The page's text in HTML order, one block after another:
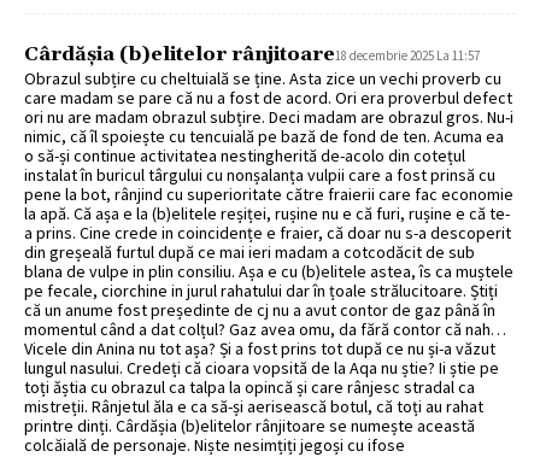
Cârdășia (b)elitelor rânjitoare18 decembrie 2025 La 11:57
Obrazul subțire cu cheltuială se ține. Asta zice un vechi proverb cu
care madam se pare că nu a fost de acord. Ori era proverbul defect
ori nu are madam obrazul subțire. Deci madam are obrazul gros. Nu-i
nimic, că îl spoiește cu tencuială pe bază de fond de ten. Acuma ea
o să-și continue activitatea nestingherită de-acolo din cotețul
instalat în buricul târgului cu nonșalanța vulpii care a fost prinsă cu
pene la bot, rânjind cu superioritate către fraierii care fac economie
la apă. Că așa e la (b)elitele reșiței, rușine nu e că furi, rușine e că te-
a prins. Cine crede in coincidențe e fraier, că doar nu s-a descoperit
din greșeală furtul după ce mai ieri madam a cotcodăcit de sub
blana de vulpe in plin consiliu. Așa e cu (b)elitele astea, îs ca muștele
pe fecale, ciorchine in jurul rahatului dar în țoale strălucitoare. Știți
că un anume fost președinte de cj nu a avut contor de gaz până în
momentul când a dat colțul? Gaz avea omu, da fără contor că nah…
Vicele din Anina nu tot așa? Și a fost prins tot după ce nu și-a văzut
lungul nasului. Credeți că cioara vopsită de la Aqa nu știe? Ii știe pe
toți ăștia cu obrazul ca talpa la opincă și care rânjesc stradal ca
mistreții. Rânjetul ăla e ca să-și aerisească botul, că toți au rahat
printre dinți. Cârdășia (b)elitelor rânjitoare se numește această
colcăială de personaje. Niște nesimțiți jegoși cu ifose